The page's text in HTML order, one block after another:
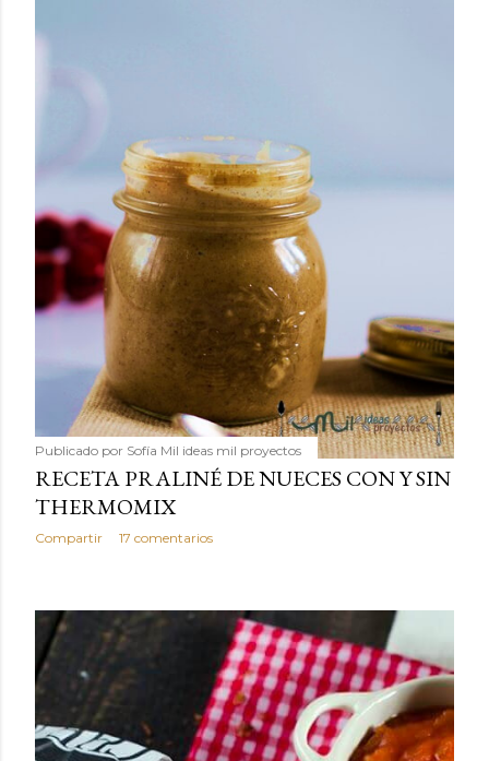
Publicado por Sofía Mil ideas mil proyectos
RECETA PRALINÉ DE NUECES CON Y SIN
THERMOMIX
Compartir 17 comentarios